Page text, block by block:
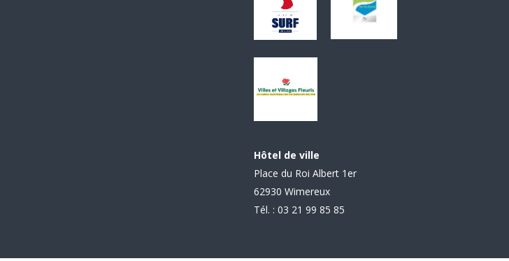
Hôtel de ville
Place du Roi Albert 1er
62930 Wimereux
Tél. : 03 21 99 85 85